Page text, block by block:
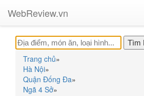
WebReview.vn
Trang chủ»
Hà Nội»
Quận Đống Đa»
Ngã 4 Sở»